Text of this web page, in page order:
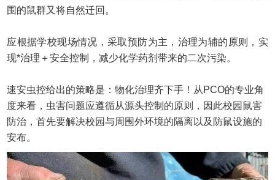
围的鼠群又将自然迁回。
应根据学校现场情况，采取预防为主，治理为辅的原则，实
现*治理＋安全控制，减少化学药剂带来的二次污染。
速安虫控给出的策略是：物化治理齐下手！从 PCO的专业角
度来看，虫害问题应遵循从源头控制的原则，因此校园鼠害
防治，首先要解决校园与周围外环境的隔离以及防鼠设施的
安布。